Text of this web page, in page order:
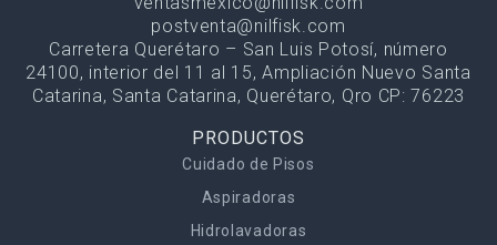
postventa@nilfisk.com
Carretera Querétaro – San Luis Potosí, número
24100, interior del 11 al 15, Ampliación Nuevo Santa
Catarina, Santa Catarina, Querétaro, Qro CP: 76223
PRODUCTOS
Cuidado de Pisos
Aspiradoras
Hidrolavadoras